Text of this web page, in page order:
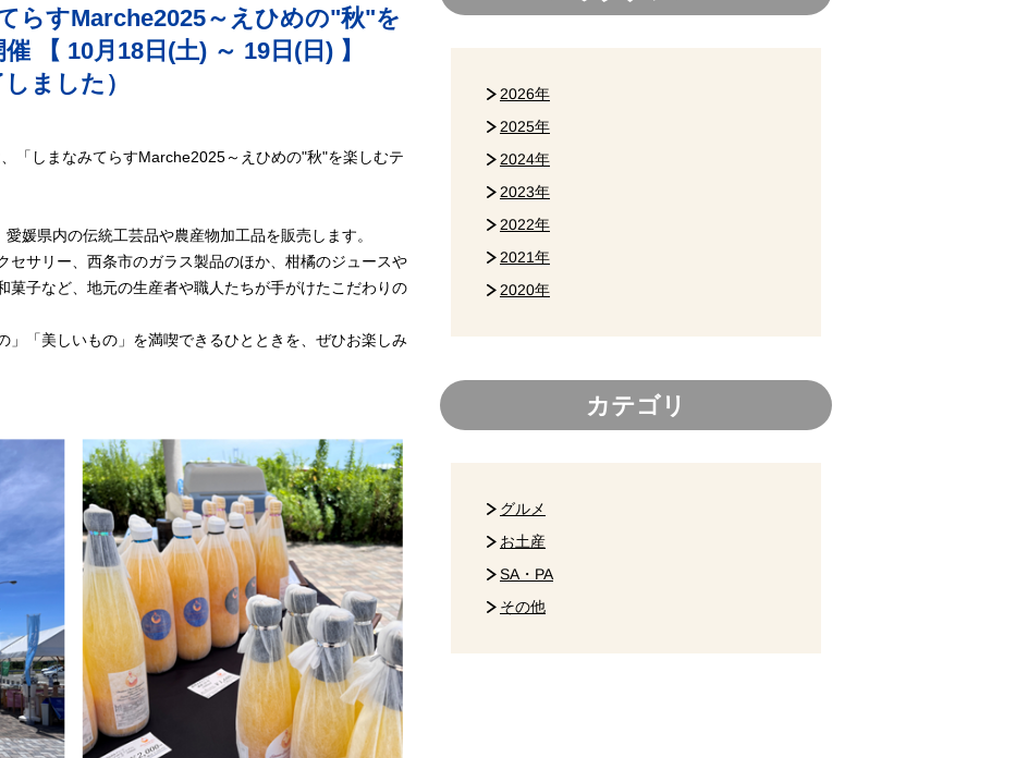
らすMarche2025～えひめの"秋"を
【 10月18日(土) ～ 19日(日) 】
ました）
「しまなみてらすMarche2025～えひめの"秋"を楽しむテ
媛県内の伝統工芸品や農産物加工品を販売します。
サリー、西条市のガラス製品のほか、柑橘のジュースや
菓子など、地元の生産者や職人たちが手がけたこだわりの
「美しいもの」を満喫できるひとときを、ぜひお楽しみ
2026年
2025年
2024年
2023年
2022年
2021年
2020年
カテゴリ
グルメ
お土産
SA・PA
その他